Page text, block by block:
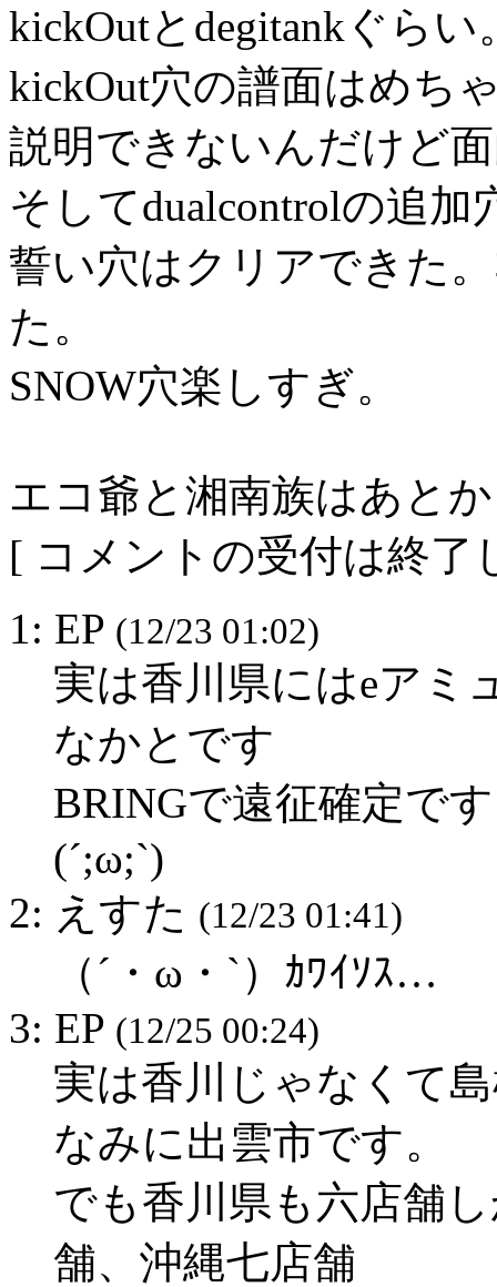
kickOutとdegitankぐらい
kickOut穴の譜面はめち
説明できないんだけど
そしてdualcontrolの追
誓い穴はクリアできた
た。
SNOW穴楽しすぎ。
エコ爺と湘南族はあと
[ コメントの受付は終了
1: EP (12/23 01:02)
実は香川県にはeアミ
なかとです
BRINGで遠征確定で
(´;ω;`)
2: えすた (12/23 01:41)
（´・ω・`）ｶﾜｲｿｽ…
3: EP (12/25 00:24)
実は香川じゃなくて
なみに出雲市です。
でも香川県も六店舗
舗、沖縄七店舗